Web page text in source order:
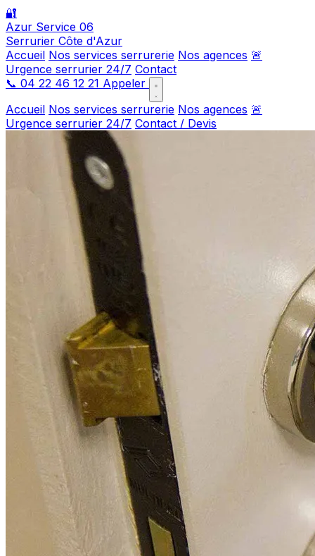
🔐
Azur Service 06
Serrurier Côte d'Azur
Accueil Nos services serrurerie Nos agences 🚨
Urgence serrurier 24/7 Contact
📞 04 22 46 12 21 Appeler
Accueil Nos services serrurerie Nos agences 🚨
Urgence serrurier 24/7 Contact / Devis